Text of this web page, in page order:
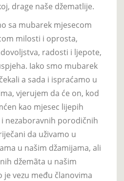
drage naše džematlije.
sa mubarek mjesecom
milosti i oprosta,
radosti i ljepote,
Iako smo mubarek
a sada i ispraćamo u
vjerujem da će on, kod
kao mjesec lijepih
nezaboravnih porodičnih
da uživamo u
u našim džamijama, ali
džemãta u našim
vezu među članovima